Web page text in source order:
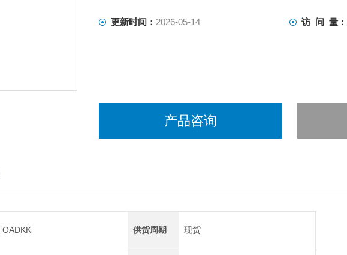
更新时间： 2026-05-14 访 问 量：
产品咨询
供货周期 现货